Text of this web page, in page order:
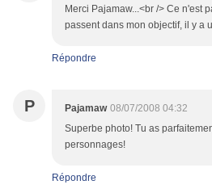
Merci Pajamaw...<br /> Ce n'est
passent dans mon objectif, il y a
Répondre
P Pajamaw 08/07/2008 04:32
Superbe photo! Tu as
personnages!
Répondre